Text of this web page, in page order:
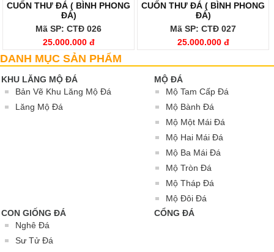
CUỐN THƯ ĐÁ ( BÌNH PHONG
ĐÁ)
Mã SP: CTĐ 026
25.000.000 đ
CUỐN THƯ ĐÁ ( BÌNH PHONG
ĐÁ)
Mã SP: CTĐ 027
25.000.000 đ
DANH MỤC SẢN PHẨM
KHU LĂNG MỘ ĐÁ
Bản Vẽ Khu Lăng Mộ Đá
Lăng Mộ Đá
MỘ ĐÁ
Mộ Tam Cấp Đá
Mộ Bành Đá
Mộ Một Mái Đá
Mộ Hai Mái Đá
Mộ Ba Mái Đá
Mộ Tròn Đá
Mộ Tháp Đá
Mộ Đôi Đá
CON GIỐNG ĐÁ
Nghê Đá
Sư Tử Đá
CỔNG ĐÁ